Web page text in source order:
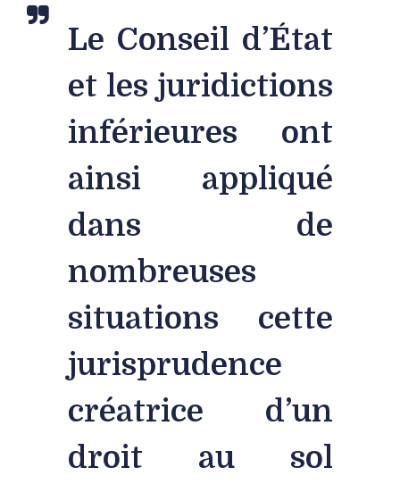
Le Conseil d’État
et les juridictions
inférieures ont
ainsi appliqué
dans de
nombreuses
situations cette
jurisprudence
créatrice d’un
droit au sol